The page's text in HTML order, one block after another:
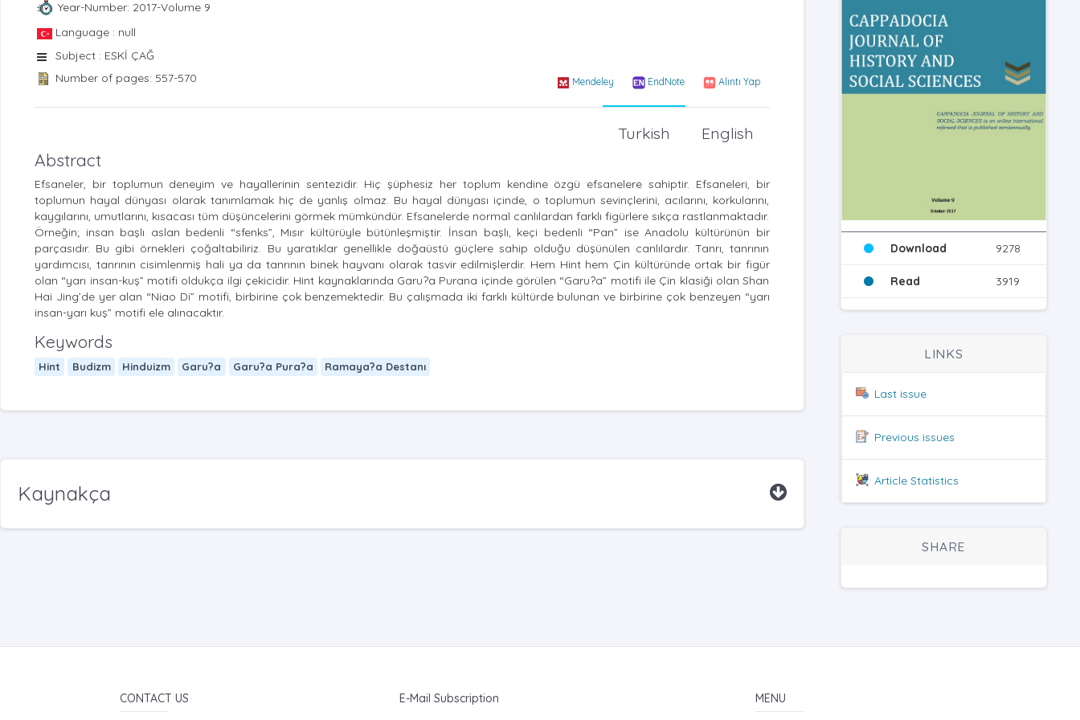
Year-Number: 2017-Volume 9
Language : null
Subject : ESKİ ÇAĞ
Number of pages: 557-570
Mendeley EndNote Alıntı Yap
English
Turkish
Abstract
Efsaneler, bir toplumun deneyim ve hayallerinin sentezidir. Hiç şüphesiz her toplum kendine özgü efsanelere sahiptir. Efsaneleri, bir
toplumun hayal dünyası olarak tanımlamak hiç de yanlış olmaz. Bu hayal dünyası içinde, o toplumun sevinçlerini, acılarını, korkularını,
kaygılarını, umutlarını, kısacası tüm düşüncelerini görmek mümkündür. Efsanelerde normal canlılardan farklı figürlere sıkça rastlanmaktadır.
Örneğin; insan başlı aslan bedenli “sfenks”, Mısır kültürüyle bütünleşmiştir. İnsan başlı, keçi bedenli “Pan” ise Anadolu kültürünün bir
parçasıdır. Bu gibi örnekleri çoğaltabiliriz. Bu yaratıklar genellikle doğaüstü güçlere sahip olduğu düşünülen canlılardır. Tanrı, tanrının
yardımcısı, tanrının cisimlenmiş hali ya da tanrının binek hayvanı olarak tasvir edilmişlerdir. Hem Hint hem Çin kültüründe ortak bir figür
olan “yarı insan-kuş” motifi oldukça ilgi çekicidir. Hint kaynaklarında Garu?a Purana içinde görülen “Garu?a” motifi ile Çin klasiği olan Shan
Hai Jing’de yer alan “Niao Di” motifi, birbirine çok benzemektedir. Bu çalışmada iki farklı kültürde bulunan ve birbirine çok benzeyen “yarı
insan-yarı kuş” motifi ele alınacaktır.
Keywords
Hint Budizm Hinduizm Garu?a Garu?a Pura?a Ramaya?a Destanı
Kaynakça
Download 9278
Read 3919
LINKS
Last issue
Previous issues
Article Statistics
SHARE
CONTACT US E-Mail Subscription MENU